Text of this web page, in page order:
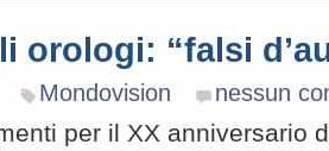
orologi: “falsi
Mondovision nessun
per il XX anniversario